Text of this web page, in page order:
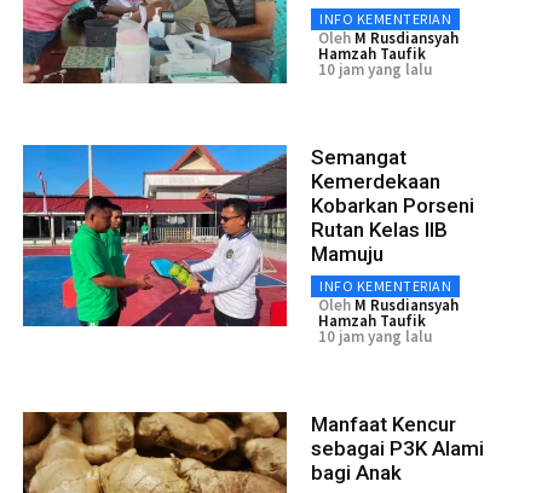
INFO KEMENTERIAN
Oleh M Rusdiansyah
Hamzah Taufik
10 jam yang lalu
Semangat
Kemerdekaan
Kobarkan Porseni
Rutan Kelas IIB
Mamuju
INFO KEMENTERIAN
Oleh M Rusdiansyah
Hamzah Taufik
10 jam yang lalu
Manfaat Kencur
sebagai P3K Alami
bagi Anak